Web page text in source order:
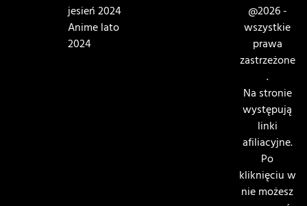
jesień 2024
Anime lato
2024
@2026 -
wszystkie
prawa
zastrzeżone
.
Na stronie
występują
linki
afiliacyjne.
Po
kliknięciu w
nie możesz